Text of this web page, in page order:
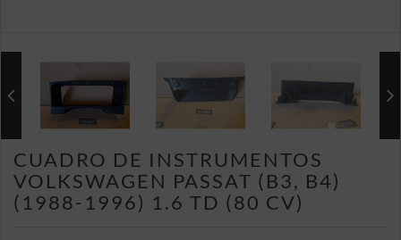
CUADRO DE INSTRUMENTOS
VOLKSWAGEN PASSAT (B3, B4)
(1988-1996) 1.6 TD (80 CV)